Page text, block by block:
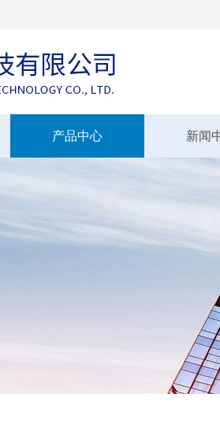
产品中心 新闻